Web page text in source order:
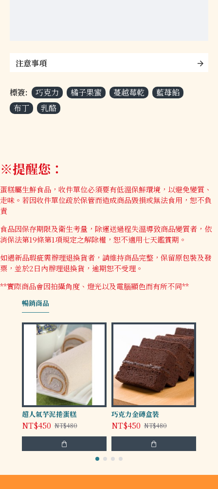
注意事項
標簽: 巧克力 橘子果蜜 蔓越莓乾
藍苺餡
布丁
乳酪
※提醒您：
蛋糕屬生鮮食品，收件單位必須要有低溫保鮮環境，以避免變質、
走味。若因收件單位疏於保管而造成商品毀損或無法食用，恕不負
責
食品因保存期限及衛生考量，除運送過程失溫導致商品變質者，依
消保法第19條第1項規定之解除權，恕不適用七天鑑賞期。
如遇新品瑕疵需辦理退換貨者，請維持商品完整，保留原包裝及發
票，並於2日內辦理退換貨，逾期恕不受理。
**實際商品會因拍攝角度、燈光以及電腦顯色而有所不同**
暢銷商品
超人氣芋泥捲蛋糕
NT$450 NT$480
巧克力金磚盒裝
NT$450 NT$480